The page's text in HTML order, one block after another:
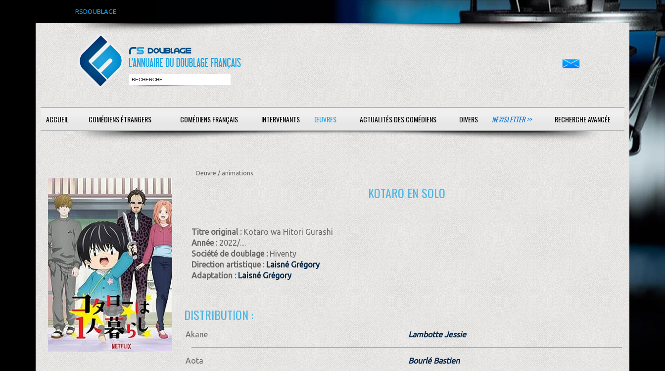
RSDOUBLAGE
ACCUEIL COMÉDIENS ÉTRANGERS COMÉDIENS FRANÇAIS INTERVENANTS ŒUVRES ACTUALITÉS DES COMÉDIENS DIVERS NEWSLETTER >> RECHERCHE AVANCÉE
Oeuvre / animations
KOTARO EN SOLO
Titre original :Kotaro wa Hitori Gurashi
Année :2022/....
Société de doublage :Hiventy
Direction artistique : Laisné Grégory
Adaptation : Laisné Grégory
DISTRIBUTION :
Akane Lambotte Jessie
Aota Bourlé Bastien